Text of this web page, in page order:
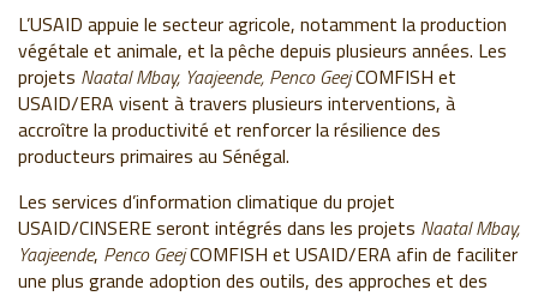
L’USAID appuie le secteur agricole, notamment la production
végétale et animale, et la pêche depuis plusieurs années. Les
projets Naatal Mbay, Yaajeende, Penco GeejCOMFISH et
USAID/ERA visent à travers plusieurs interventions, à
accroître la productivité et renforcer la résilience des
producteurs primaires au Sénégal.
Les services d’information climatique du projet
USAID/CINSERE seront intégrés dans les projets Naatal Mbay,
Yaajeende, Penco GeejCOMFISH et USAID/ERA afin de faciliter
une plus grande adoption des outils, des approches et des